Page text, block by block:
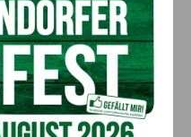
Nächster Artikel
Jahreshauptversammlung der
Freiwilligen Feuerwehr
Watschig